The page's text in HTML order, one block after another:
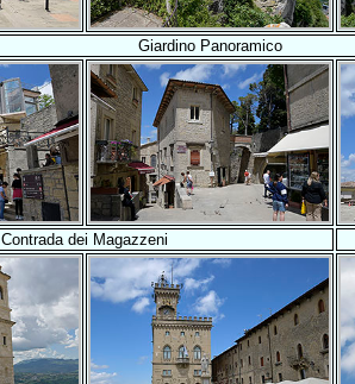
Giardino Panoramico
Contrada dei Magazzeni